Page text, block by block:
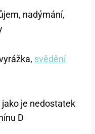
nadýmání,
svědění
jako je nedostatek
D